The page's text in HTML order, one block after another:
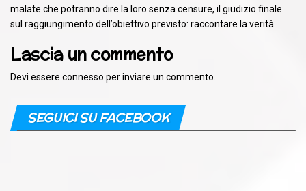
malate che potranno dire la loro senza censure, il giudizio finale
sul raggiungimento dell’obiettivo previsto: raccontare la verità.
Lascia un commento
Devi essere connesso per inviare un commento.
SEGUICI SU FACEBOOK